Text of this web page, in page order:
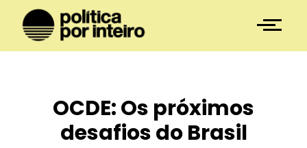
OCDE: Os próximos
desafios do Brasil